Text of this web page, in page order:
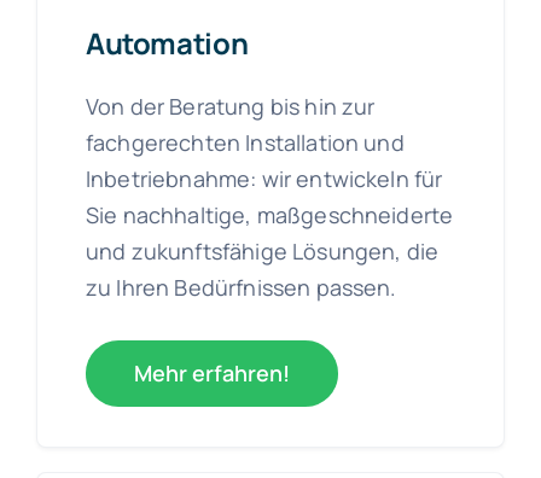
Aktuelles
Kontakt
Automation
Von der Beratung bis hin zur
fachgerechten Installation und
Inbetriebnahme: wir entwickeln für
Sie nachhaltige, maßgeschneiderte
und zukunftsfähige Lösungen, die
zu Ihren Bedürfnissen passen.
Mehr erfahren!